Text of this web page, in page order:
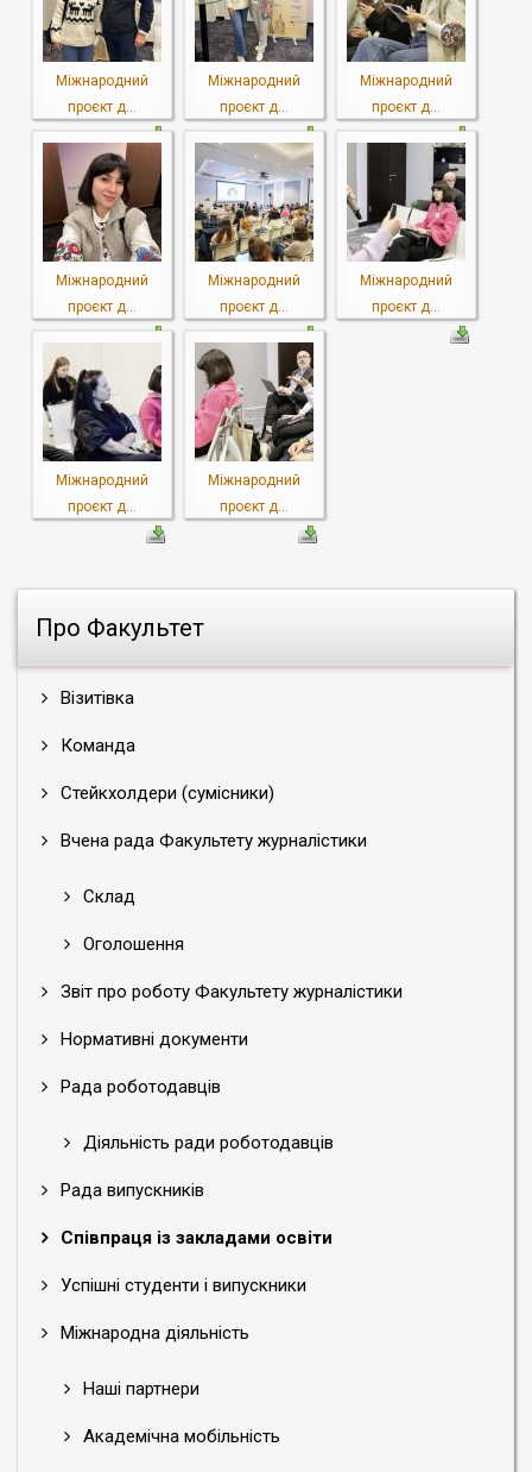
Про Факультет
Візитівка
Команда
Стейкхолдери (сумісники)
Вчена рада Факультету журналістики
Склад
Оголошення
Звіт про роботу Факультету журналістики
Нормативні документи
Рада роботодавців
Діяльність ради роботодавців
Рада випускників
Співпраця із закладами освіти
Успішні студенти і випускники
Міжнародна діяльність
Наші партнери
Академічна мобільність
Міжнародний
проєкт д...
Міжнародний
проєкт д...
Міжнародний
проєкт д...
Міжнародний
проєкт д...
Міжнародний
проєкт д...
Міжнародний
проєкт д...
Міжнародний
проєкт д...
Міжнародний
проєкт д...